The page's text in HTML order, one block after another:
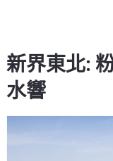
新界東北:
水響